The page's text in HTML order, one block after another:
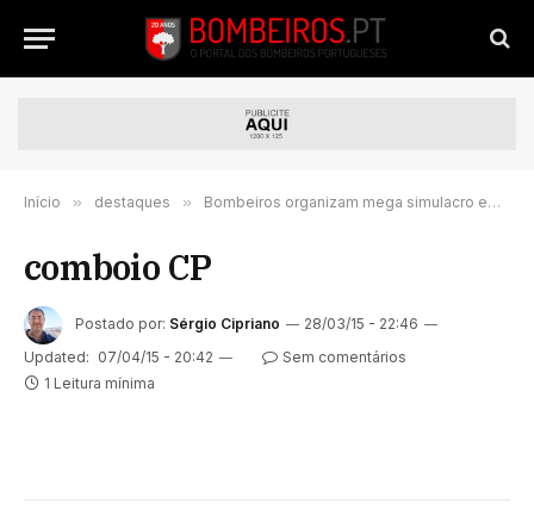
Início » destaques » Bombeiros organizam mega simulacro em Vila Franca das Naves – Trancoso
comboio CP
Postado por: Sérgio Cipriano
28/03/15 - 22:46
Updated: 07/04/15 - 20:42
Sem comentários
1 Leitura mínima